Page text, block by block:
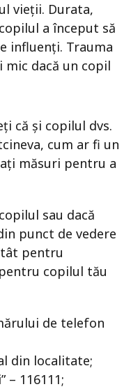
vieții. Durata,
a început să
influenți. Trauma
mic dacă un copil
că și copilul dvs.
cum ar fi un
măsuri pentru a
sau dacă
punct de vedere
pentru
copilul tău
de telefon
din localitate;
– 116111;